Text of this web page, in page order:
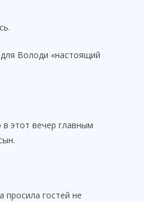
Володи «настоящий
этот вечер главным
гостей не